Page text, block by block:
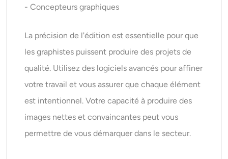
- Concepteurs graphiques
La précision de l'édition est essentielle pour que
les graphistes puissent produire des projets de
qualité. Utilisez des logiciels avancés pour affiner
votre travail et vous assurer que chaque élément
est intentionnel. Votre capacité à produire des
images nettes et convaincantes peut vous
permettre de vous démarquer dans le secteur.